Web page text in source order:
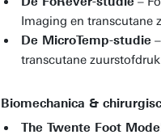
Imaging en transcutane
De MicroTemp-studie–
transcutane
Biomechanica &
The Twente Foot